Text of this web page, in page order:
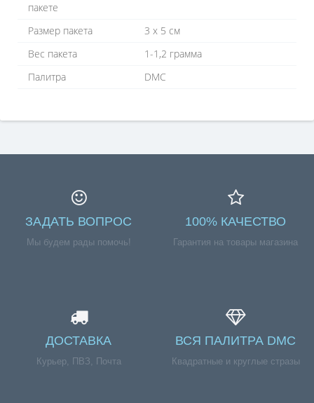
пакете
Размер пакета
3 х 5 см
Вес пакета
1-1,2 грамма
Палитра
DMC
ЗАДАТЬ ВОПРОС
Мы будем рады помочь!
100% КАЧЕСТВО
Гарантия на товары магазина
ДОСТАВКА
Курьер, ПВЗ, Почта
ВСЯ ПАЛИТРА DMC
Квадратные и круглые стразы